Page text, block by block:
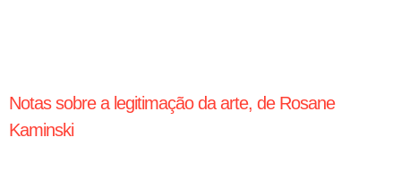
Notas sobre a legitimação da arte, de Rosane
Kaminski